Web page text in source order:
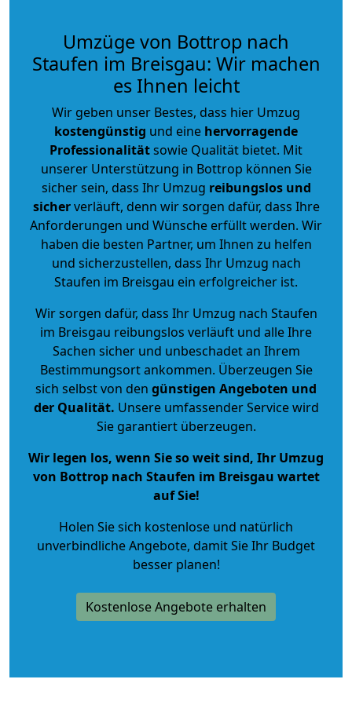
Umzüge von Bottrop nach
Staufen im Breisgau: Wir machen
es Ihnen leicht
Wir geben unser Bestes, dass hier Umzug
kostengünstig und eine hervorragende
Professionalitätsowie Qualität bietet. Mit
unserer Unterstützung in Bottrop können Sie
sicher sein, dass Ihr Umzug reibungslos und
sicherverläuft, denn wir sorgen dafür, dass Ihre
Anforderungen und Wünsche erfüllt werden. Wir
haben die besten Partner, um Ihnen zu helfen
und sicherzustellen, dass Ihr Umzug nach
Staufen im Breisgau ein erfolgreicher ist.
Wir sorgen dafür, dass Ihr Umzug nach Staufen
im Breisgau reibungslos verläuft und alle Ihre
Sachen sicher und unbeschadet an Ihrem
Bestimmungsort ankommen. Überzeugen Sie
sich selbst von den günstigen Angeboten und
der Qualität. Unsere umfassender Service wird
Sie garantiert überzeugen.
Wir legen los, wenn Sie so weit sind, Ihr Umzug
von Bottrop nach Staufen im Breisgau wartet
auf Sie!
Holen Sie sich kostenlose und natürlich
unverbindliche Angebote, damit Sie Ihr Budget
besser planen!
Kostenlose Angebote erhalten